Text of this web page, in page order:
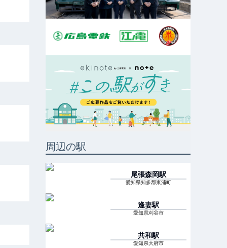
周辺の駅
尾張森岡駅
愛知県知多郡東浦町
逢妻駅
愛知県刈谷市
共和駅
愛知県大府市